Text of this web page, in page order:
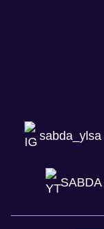
sabda_ylsa
SABDA